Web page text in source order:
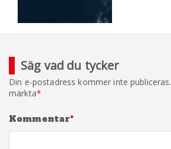
Säg vad du tycker
Din e-postadress kommer inte publiceras.
märkta*
Kommentar*